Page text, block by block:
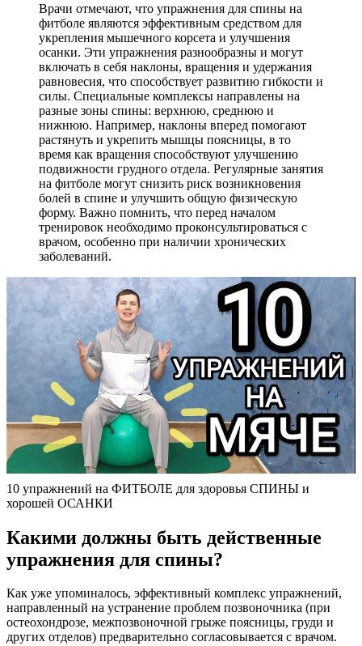
Врачи отмечают, что упражнения для спины на
фитболе являются эффективным средством для
укрепления мышечного корсета и улучшения
осанки. Эти упражнения разнообразны и могут
включать в себя наклоны, вращения и удержания
равновесия, что способствует развитию гибкости и
силы. Специальные комплексы направлены на
разные зоны спины: верхнюю, среднюю и
нижнюю. Например, наклоны вперед помогают
растянуть и укрепить мышцы поясницы, в то
время как вращения способствуют улучшению
подвижности грудного отдела. Регулярные занятия
на фитболе могут снизить риск возникновения
болей в спине и улучшить общую физическую
форму. Важно помнить, что перед началом
тренировок необходимо проконсультироваться с
врачом, особенно при наличии хронических
заболеваний.
10 упражнений на ФИТБОЛЕ для здоровья СПИНЫ и
хорошей ОСАНКИ
Какими должны быть действенные
упражнения для спины?
Как уже упоминалось, эффективный комплекс упражнений,
направленный на устранение проблем позвоночника (при
остеохондрозе, межпозвоночной грыже поясницы, груди и
других отделов) предварительно согласовывается с врачом.